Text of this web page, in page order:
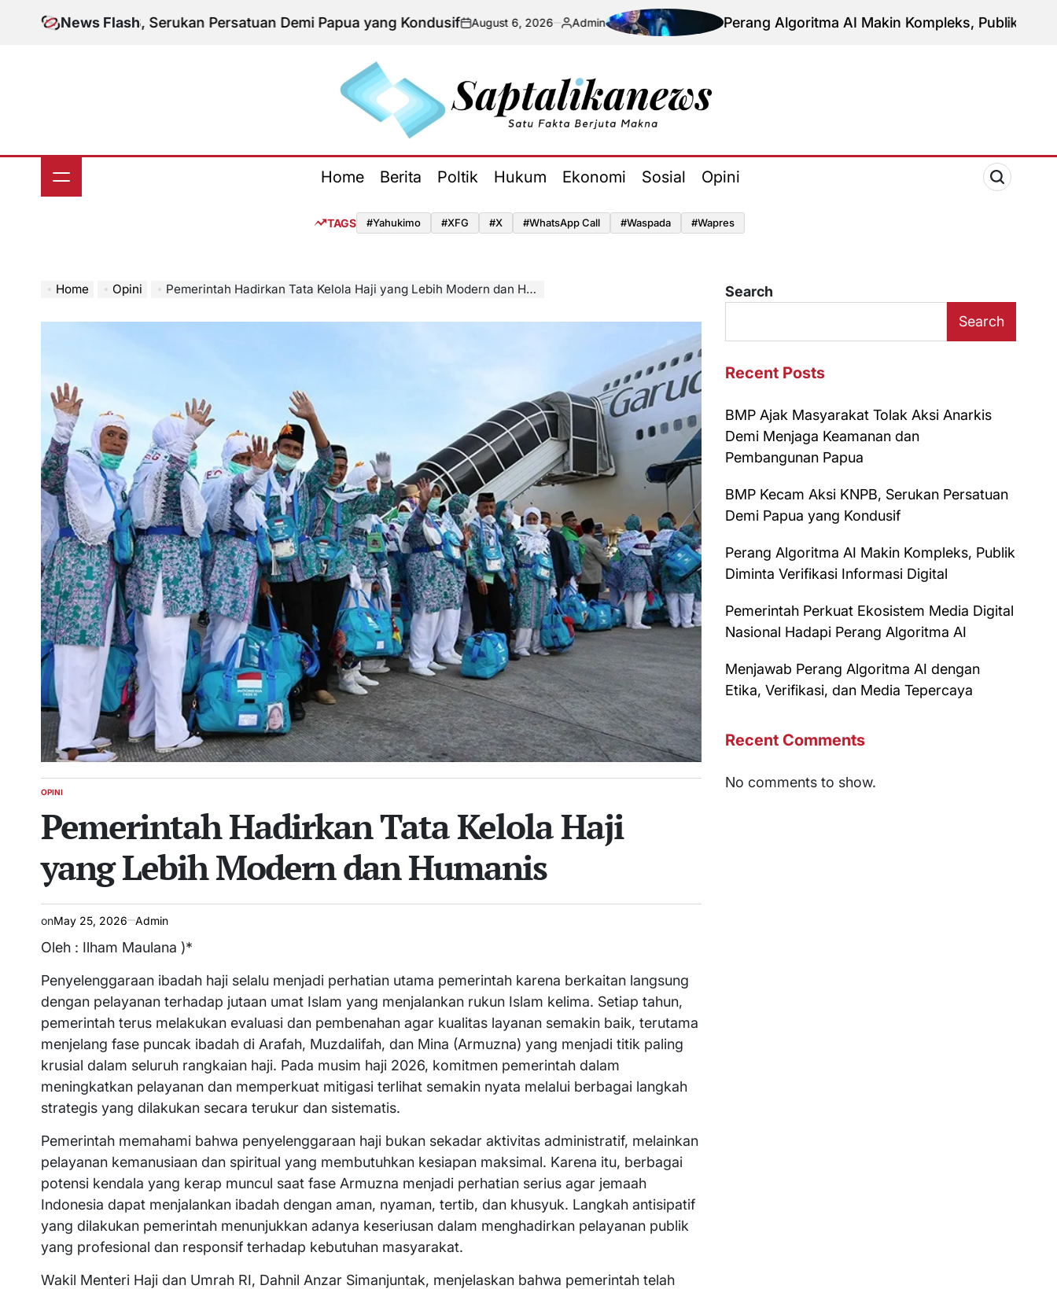
News Flash
KNPB, Serukan Persatuan Demi Papua yang Kondusifon
August 6, 2026
Posted
Admin Perang Algoritma AI Makin Kompleks, Publik Diminta
Saptalikanews.id
Home Berita Poltik Hukum Ekonomi Sosial Opini
TAGS #yahukimo #XFG #x #WhatsApp Call #waspada #Wapres
Home Opini Pemerintah Hadirkan Tata Kelola Haji yang Lebih Modern dan Humanis
POSTED
OPINI
Pemerintah Hadirkan Tata Kelola Haji
yang Lebih Modern dan Humanis
onMay 25, 2026 Admin
Oleh : Ilham Maulana )*
Penyelenggaraan ibadah haji selalu menjadi perhatian utama pemerintah karena berkaitan langsung
dengan pelayanan terhadap jutaan umat Islam yang menjalankan rukun Islam kelima. Setiap tahun,
pemerintah terus melakukan evaluasi dan pembenahan agar kualitas layanan semakin baik, terutama
menjelang fase puncak ibadah di Arafah, Muzdalifah, dan Mina (Armuzna) yang menjadi titik paling
krusial dalam seluruh rangkaian haji. Pada musim haji 2026, komitmen pemerintah dalam
meningkatkan pelayanan dan memperkuat mitigasi terlihat semakin nyata melalui berbagai langkah
strategis yang dilakukan secara terukur dan sistematis.
Pemerintah memahami bahwa penyelenggaraan haji bukan sekadar aktivitas administratif, melainkan
pelayanan kemanusiaan dan spiritual yang membutuhkan kesiapan maksimal. Karena itu, berbagai
potensi kendala yang kerap muncul saat fase Armuzna menjadi perhatian serius agar jemaah
Indonesia dapat menjalankan ibadah dengan aman, nyaman, tertib, dan khusyuk. Langkah antisipatif
yang dilakukan pemerintah menunjukkan adanya keseriusan dalam menghadirkan pelayanan publik
yang profesional dan responsif terhadap kebutuhan masyarakat.
Wakil Menteri Haji dan Umrah RI, Dahnil Anzar Simanjuntak, menjelaskan bahwa pemerintah telah
Search
Search
Recent Posts
BMP Ajak Masyarakat Tolak Aksi Anarkis
Demi Menjaga Keamanan dan
Pembangunan Papua
BMP Kecam Aksi KNPB, Serukan Persatuan
Demi Papua yang Kondusif
Perang Algoritma AI Makin Kompleks, Publik
Diminta Verifikasi Informasi Digital
Pemerintah Perkuat Ekosistem Media Digital
Nasional Hadapi Perang Algoritma AI
Menjawab Perang Algoritma AI dengan
Etika, Verifikasi, dan Media Tepercaya
Recent Comments
No comments to show.